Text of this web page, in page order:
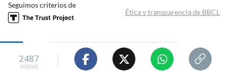
Seguimos criterios de
Ética y transparencia de BBCL
2487
visitas